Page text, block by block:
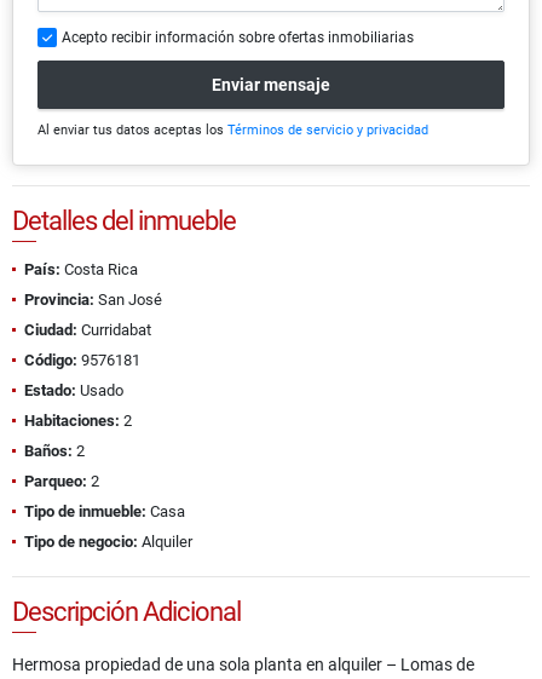
Acepto recibir información sobre ofertas inmobiliarias
Enviar mensaje
Al enviar tus datos aceptas los Términos de servicio y privacidad
Detalles del inmueble
País: Costa Rica
Provincia: San José
Ciudad: Curridabat
Código: 9576181
Estado: Usado
Habitaciones: 2
Baños: 2
Parqueo: 2
Tipo de inmueble: Casa
Tipo de negocio: Alquiler
Descripción Adicional
Hermosa propiedad de una sola planta en alquiler – Lomas de